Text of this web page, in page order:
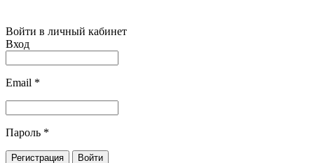
Войти в личный кабинет
Вход
Email *
Пароль *